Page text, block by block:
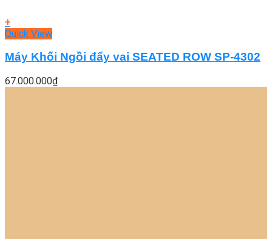
+
Quick View
Máy Khối Ngồi đẩy vai SEATED ROW SP-4302
67.000.000₫